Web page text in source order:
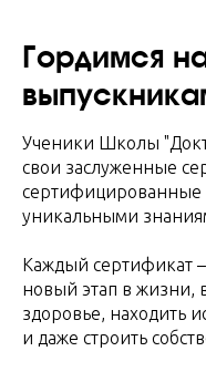
Гордимся
Ученики Школы
свои заслуженные
сертифицированные
уникальными
Каждый сертификат
новый этап в жизни,
здоровье, находить
и даже строить